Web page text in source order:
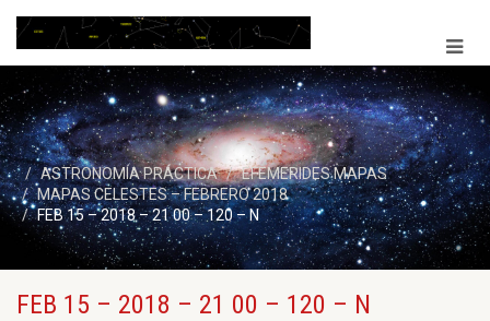
ASTRONOMÍA PRÁCTICA
EFEMERIDES MAPAS
MAPAS CELESTES – FEBRERO 2018
FEB 15 – 2018 – 21 00 – 120 – N
FEB 15 – 2018 – 21 00 – 120 – N